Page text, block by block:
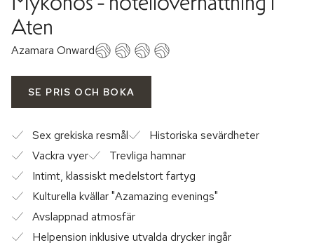
Aten
Azamara Onward
SE PRIS OCH BOKA
Sex grekiska resmål
Historiska sevärdheter
Vackra vyer
Trevliga hamnar
Intimt, klassiskt medelstort fartyg
Kulturella kvällar "Azamazing evenings"
Avslappnad atmosfär
Helpension inklusive utvalda drycker ingår